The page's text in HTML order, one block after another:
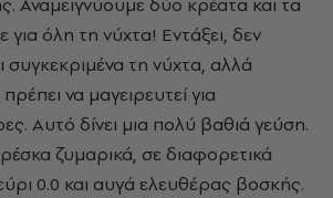
για όλη τη νύχτα! Εντάξει, δεν
συγκεκριμένα τη νύχτα, αλλά
να μαγειρευτεί για
Αυτό δίνει μια πολύ βαθιά γεύση.
ζυμαρικά, σε διαφορετικά
0.0 και αυγά ελευθέρας βοσκής.